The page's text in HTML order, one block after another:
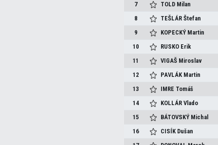
7
TOLD Milan
8
TEŠLÁRŠtefan
9
KOPECKÝ Martin
10
RUSKO Erik
11
VIGAŠ Miroslav
12
PAVLÁK Martin
13
IMRE Tomáš
14
KOLLÁRVlado
15
BÁTOVSKÝ Michal
16
CISÍK Dušan